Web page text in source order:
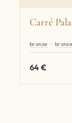
Carré
bronze
64€